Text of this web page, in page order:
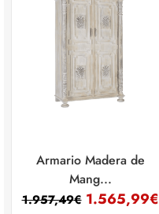
Armario Madera de
Mang...
1.957,49€ 1.565,99€